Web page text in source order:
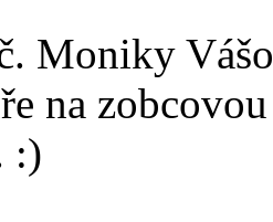
Moniky
na
:)